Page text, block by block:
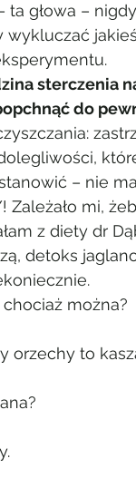
ta głowa –
wykluczać
sterczenia
do
– nie
Zależało mi,
z diety dr
detoks
można?
orzechy to